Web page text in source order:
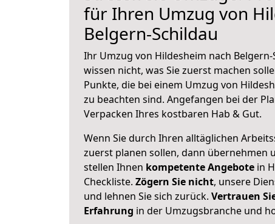
für Ihren Umzug von
Belgern-Schildau
Ihr Umzug von Hildesheim nach
wissen nicht, was Sie zuerst machen
Punkte, die bei einem Umzug von
zu beachten sind. Angefangen bei der
Verpacken Ihres kostbaren Hab & Gut.
Wenn Sie durch Ihren alltäglichen
zuerst planen sollen, dann übernehmen
stellen Ihnen kompetente Angebote in
Checkliste. Zögern Sie nicht, unsere
und lehnen Sie sich zurück. Vertrauen
Erfahrung in der Umzugsbranche und